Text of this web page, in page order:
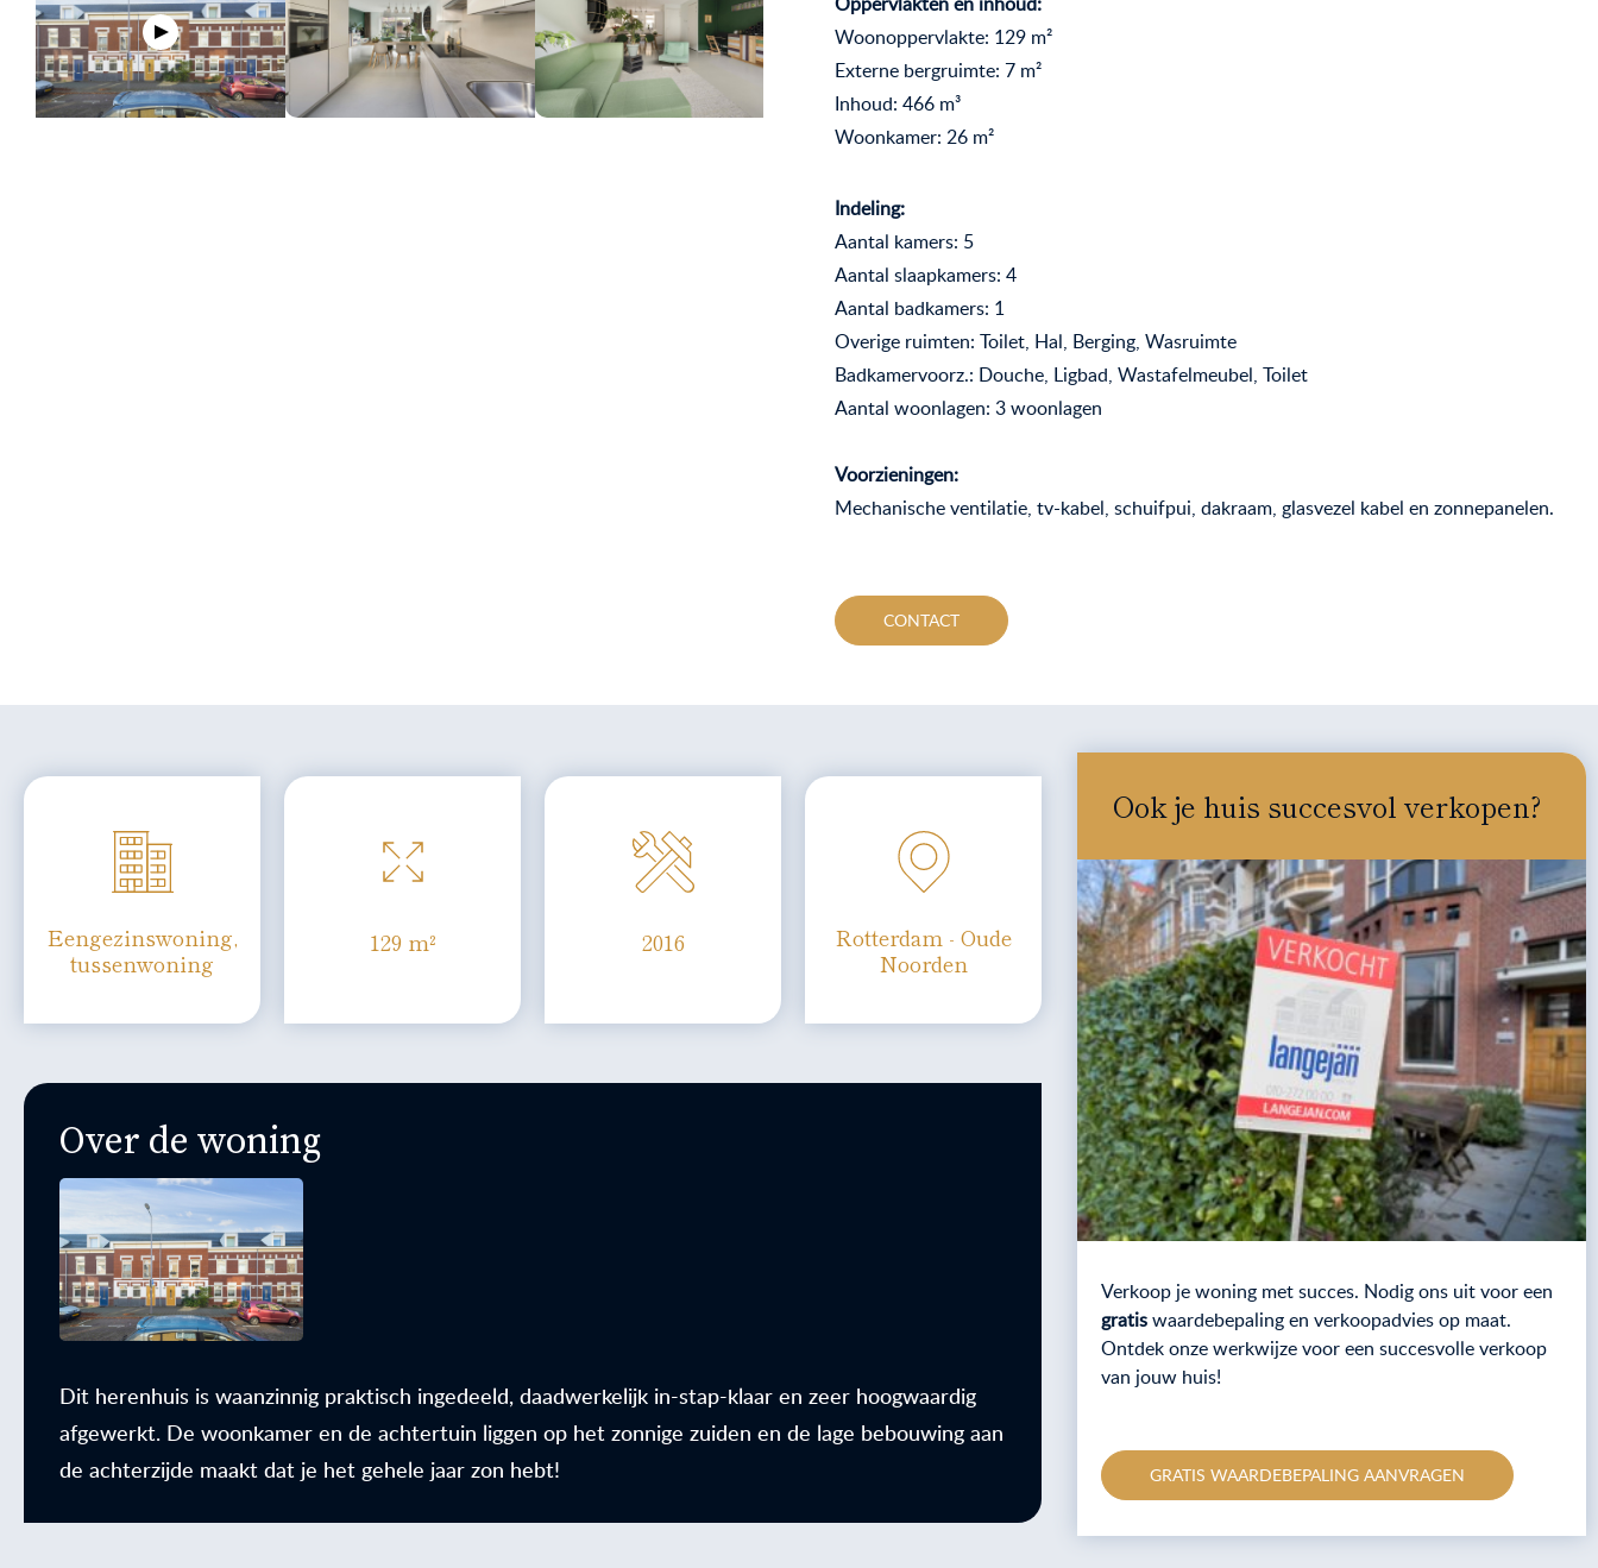
Woonoppervlakte: 129 m²
Externe bergruimte: 7 m²
Inhoud: 466 m³
Woonkamer: 26 m²
Indeling:
Aantal kamers: 5
Aantal slaapkamers: 4
Aantal badkamers: 1
Overige ruimten: Toilet, Hal, Berging, Wasruimte
Badkamervoorz.: Douche, Ligbad, Wastafelmeubel, Toilet
Aantal woonlagen: 3 woonlagen
Voorzieningen:
Mechanische ventilatie, tv-kabel, schuifpui, dakraam, glasvezel kabel en zonnepanelen.
CONTACT
Eengezinswoning,
tussenwoning
129 m² 2016
Rotterdam - Oude
Noorden
Over de woning
Dit herenhuis is waanzinnig praktisch ingedeeld, daadwerkelijk in-stap-klaar en zeer hoogwaardig
afgewerkt. De woonkamer en de achtertuin liggen op het zonnige zuiden en de lage bebouwing aan
de achterzijde maakt dat je het gehele jaar zon hebt!
Ook je huis succesvol verkopen?
Verkoop je woning met succes. Nodig ons uit voor een
gratiswaardebepaling en verkoopadvies op maat.
Ontdek onze werkwijze voor een succesvolle verkoop
van jouw huis!
GRATIS WAARDEBEPALING AANVRAGEN